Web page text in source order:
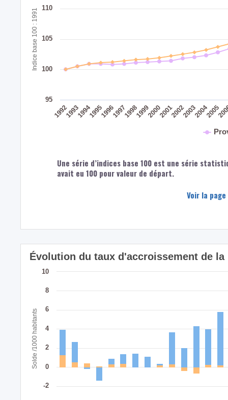
Indice base 100 : 1991
19921993199419951996199719981999200020012002200320042005
95
100
105
110
Une série d’indices base 100 est une série
avait eu 100 pour valeur de départ.
Voir la
Solde /1000 habitants
Évolution du taux d'accroissement de
-2
0
2
4
6
8
10